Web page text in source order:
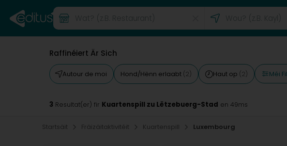
Raffinéiert Är Sich
Autour de moi Hond/Hënn erlaabt (2) Haut op (2) Méi
3 Resultat(er) fir Kuartenspill zu Lëtzebuerg-Stad en 49ms
Startsäit Fräizäitaktivitéit Kuartenspill Luxembourg